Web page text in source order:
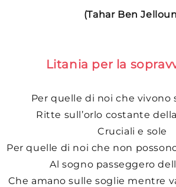
(Tahar Ben
Litania per la
Per quelle di noi che vivono
Ritte sull’orlo costante
Cruciali e sole
Per quelle di noi che non
Al sogno passeggero
Che amano sulle soglie mentre